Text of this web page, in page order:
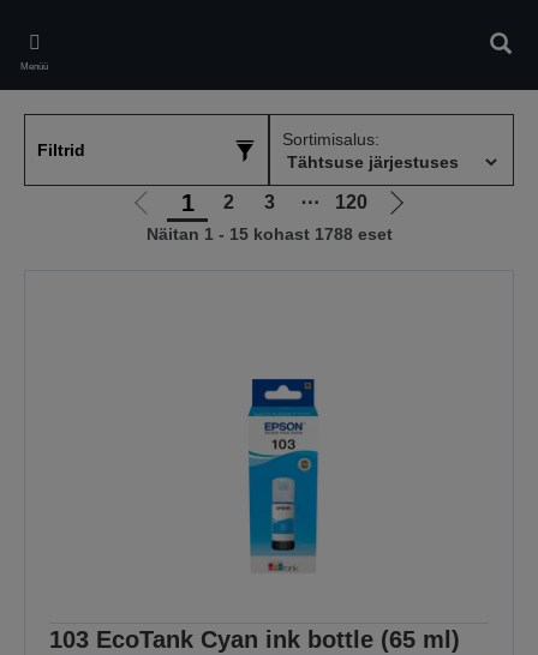
main
content
Menüü
Filtrid
Sortimisalus:
Liigu
eelmisele
1 2 3 ⋯ 120
Liigu
järgmisele
Näitan 1 - 15 kohast 1788 eset
103 EcoTank Cyan ink bottle (65 ml)